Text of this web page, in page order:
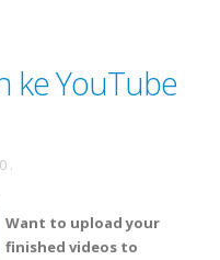
ke YouTube
.
Want to upload your
finished videos to